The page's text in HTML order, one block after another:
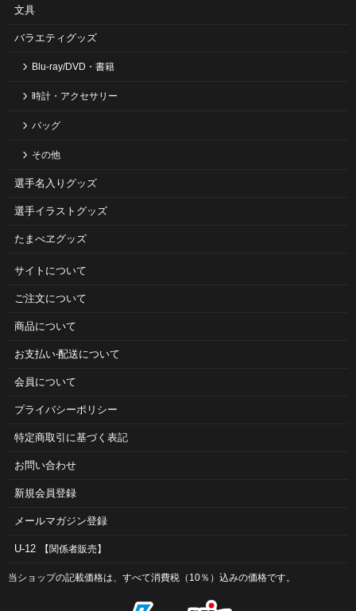
文具
バラエティグッズ
Blu-ray/DVD・書籍
時計・アクセサリー
バッグ
その他
選手名入りグッズ
選手イラストグッズ
たまべヱグッズ
サイトについて
ご注⽂について
商品について
お⽀払い‧配送について
会員について
プライバシーポリシー
特定商取引に基づく表記
お問い合わせ
新規会員登録
メールマガジン登録
U-12 【関係者販売】
当ショップの記載価格は、すべて消費税（10％）込みの価格です。